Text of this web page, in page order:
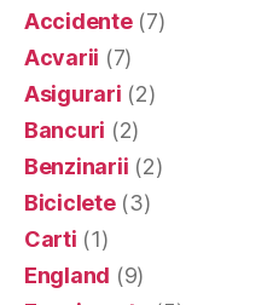
Accidente(7)
Acvarii (7)
Asigurari (2)
Bancuri (2)
Benzinarii (2)
Biciclete(3)
Carti (1)
England (9)